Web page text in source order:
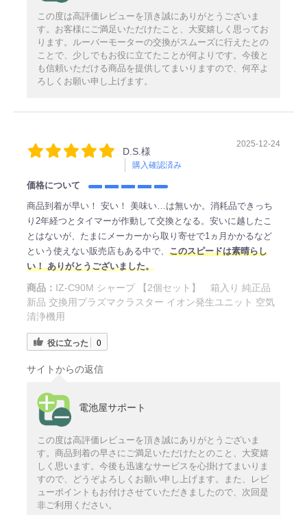
この度は高評価レビューを頂き誠にありがとうございま
す。お客様にご満足いただけたこと、大変嬉しく思ってお
ります。ルーバーモーターの交換がスムーズに行えたとの
ことで、少しでもお役に立てたことが何よりです。今後と
も信頼いただける商品を提供してまいりますので、何卒よ
ろしくお願い申し上げます。
D.S.様
購入確認済み
2025-12-24
価格について
商品到着が早い！ 安い！ 美味い…は無いか。消耗品できっち
り2年経つとタイマーが作動して交換となる。安いに越したこ
とはないが、たまにメーカーから取り寄せで1ヵ月かかるなど
という使えない販売店もある中で、 このスピードは素晴らし
い！ ありがとうございました。
商品： IZ-C90M シャープ 【2個セット】 箱入り 純正品
新品 交換用プラズマクラスター イオン発生ユニット 空気
清浄機用
役に立った 0
サイトからの返信
電池屋サポート
この度は高評価レビューを頂き誠にありがとうございま
す。商品到着の早さにご満足いただけたとのこと、大変嬉
しく思います。今後も迅速なサービスを心掛けてまいりま
すので、どうぞよろしくお願い申し上げます。また、レビ
ューポイントもお付けさせていただきましたので、次回是
非ご利用ください。